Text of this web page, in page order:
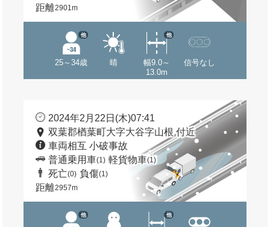
距離2901m
25～34歳
他
晴
幅9.0～
13.0m
他
信号なし
2024年2月22日(木)07:41
双葉郡楢葉町大字大谷字山根 付近
車両相互 小破事故
普通乗用車(1) 軽貨物車(1)
死亡(0) 負傷(1)
距離2957m
他 他